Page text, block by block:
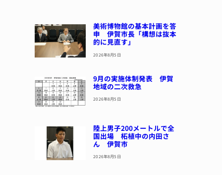
美術博物館の基本計画を答
申 伊賀市長「構想は抜本
的に見直す」
2026年8月5日
9月の実施体制発表 伊賀
地域の二次救急
2026年8月5日
陸上男子200メートルで全
国出場 柘植中の内田さ
ん 伊賀市
2026年8月5日